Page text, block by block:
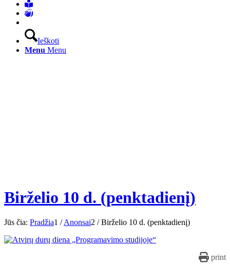
Ieškoti
Menu Menu
Birželio 10 d. (penktadienį)
Jūs čia: Pradžia1 / Anonsai2 / Birželio 10 d. (penktadienį)
print